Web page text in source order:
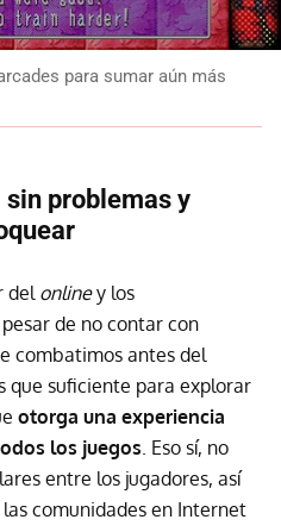
para sumar aún más
problemas y
del onliney los
de no contar con
combatimos antes del
que suficiente para explorar
otorga una experiencia
los juegos . Eso sí, no
entre los jugadores, así
comunidades en Internet